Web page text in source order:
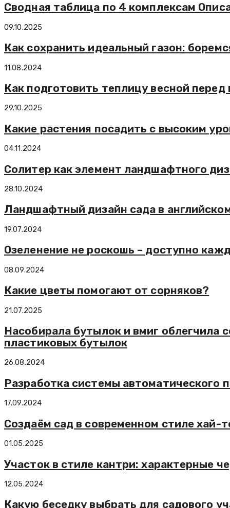
Сводная таблица по 4 комплексам
09.10.2025
Как сохранить идеальный газон:
11.08.2024
Как подготовить теплицу весной перед
29.10.2025
Какие растения посадить с высоким
04.11.2024
Солитер как элемент ландшафтного
28.10.2024
Ландшафтный дизайн сада в
19.07.2024
Озеленение не роскошь – доступно
08.09.2024
Какие цветы помогают от сорняков?
21.07.2025
Насобирала бутылок и вмиг облегчила
пластиковых бутылок
26.08.2024
Разработка системы автоматического
17.09.2024
Создаём сад в современном стиле хай-
01.05.2025
Участок в стиле кантри: характерные
12.05.2024
Какую беседку выбрать для садового